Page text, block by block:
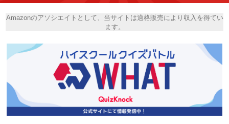
Amazonのアソシエイトとして、当サイトは適格販売により収入を得てい
ます。